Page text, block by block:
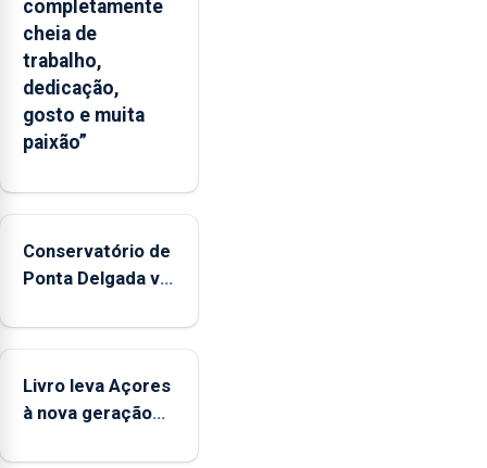
Flores
apresenta
um
“decréscimo
significativo”
da
entre
e
2025
completamente
cheia de
trabalho,
dedicação,
gosto e muita
paixão”
Conservatório de
Ponta Delgada vai
novos
Livro leva Açores
à nova geração